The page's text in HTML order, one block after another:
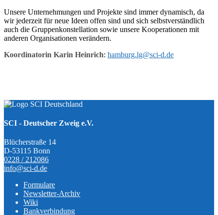
Unsere Unternehmungen und Projekte sind immer dynamisch, da
wir jederzeit für neue Ideen offen sind und sich selbstverständlich
auch die Gruppenkonstellation sowie unsere Kooperationen mit
anderen Organisationen verändern.
Koordinatorin Karin Heinrich: hamburg.lg@sci-d.de
SCI - Deutscher Zweig e.V.
Blücherstraße 14
D-53115 Bonn
0228 / 212086
info@sci-d.de
Formulare
Newsletter-Archiv
Wiki
Bankverbindung